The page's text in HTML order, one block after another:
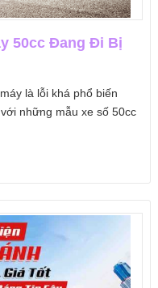
50cc Đang Đi Bị
là lỗi khá phổ biến
những mẫu xe số 50cc